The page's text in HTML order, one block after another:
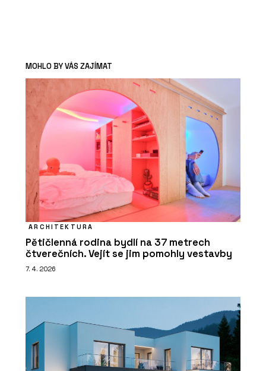
MOHLO BY VÁS ZAJÍMAT
ARCHITEKTURA
Pětičlenná rodina bydlí na 37 metrech
čtverečních. Vejít se jim pomohly vestavby
7. 4. 2026